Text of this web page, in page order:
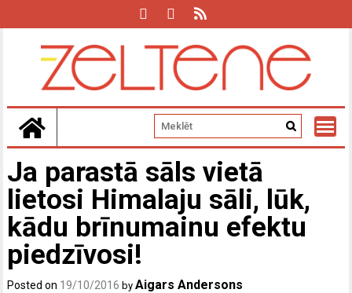
Ja parastā sāls vietā
lietosi Himalaju sāli, lūk,
kādu brīnumainu efektu
piedzīvosi!
Posted on 19/10/2016 byAigars Andersons